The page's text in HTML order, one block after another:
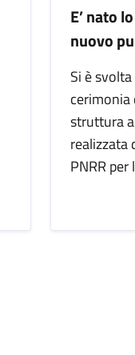
E’ nato
nuovo
Si è
struttura
realizzata
PNRR